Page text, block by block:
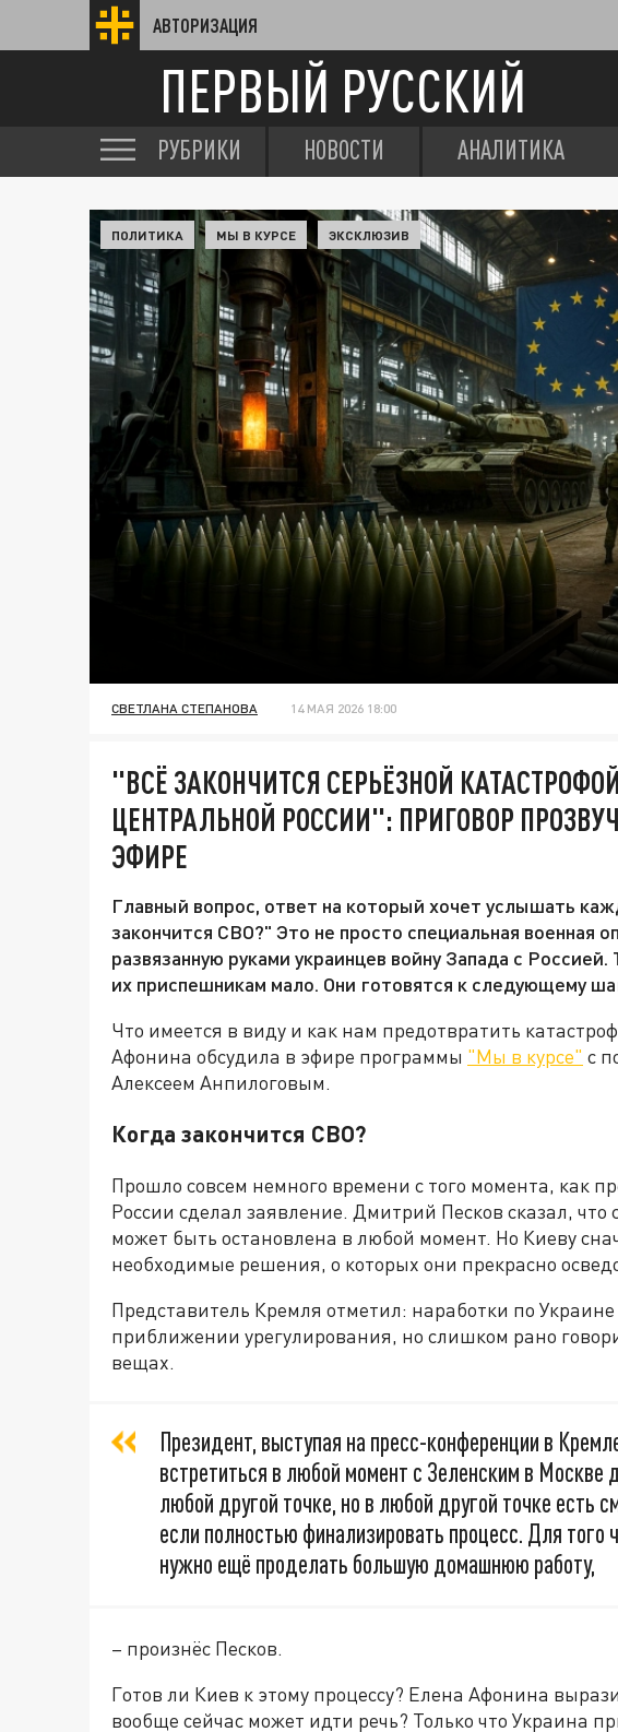
АВТОРИЗАЦИЯ
ПЕРВЫЙ РУССКИЙ
РУБРИКИ НОВОСТИ АНАЛИТИКА
ПОЛИТИКА МЫ В КУРСЕ ЭКСКЛЮЗИВ
СВЕТЛАНА СТЕПАНОВА 14 МАЯ 2026 18:00
"ВСЁ ЗАКОНЧИТСЯ СЕРЬЁЗНОЙ
ЦЕНТРАЛЬНОЙ РОССИИ": ПРИГОВОР
ЭФИРЕ
Главный вопрос, ответ на который хочет услышать
закончится СВО?" Это не просто специальная военная
развязанную руками украинцев войну Запада с
их приспешникам мало. Они готовятся к следующему
Что имеется в виду и как нам предотвратить
Афонина обсудила в эфире программы "Мы в курсе" с
Алексеем Анпилоговым.
Когда закончится СВО?
Прошло совсем немного времени с того момента, как
России сделал заявление. Дмитрий Песков сказал,
может быть остановлена в любой момент. Но Киеву
необходимые решения, о которых они прекрасно
Представитель Кремля отметил: наработки по
приближении урегулирования, но слишком рано
вещах.
Президент, выступая на пресс-конференции в
встретиться в любой момент с Зеленским в Москве
любой другой точке, но в любой другой точке есть
если полностью финализировать процесс. Для того
нужно ещё проделать большую домашнюю работу,
– произнёс Песков.
Готов ли Киев к этому процессу? Елена Афонина
вообще сейчас может идти речь? Только что Украина